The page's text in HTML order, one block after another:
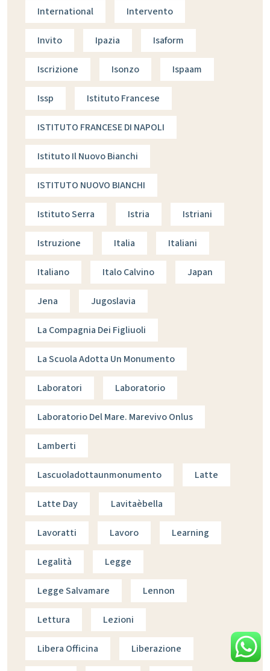
International Intervento
Invito Ipazia Isaform
Iscrizione Isonzo Ispaam
Issp Istituto Francese
ISTITUTO FRANCESE DI NAPOLI
Istituto Il Nuovo Bianchi
ISTITUTO NUOVO BIANCHI
Istituto Serra Istria Istriani
Istruzione Italia Italiani
Italiano Italo Calvino Japan
Jena Jugoslavia
La Compagnia Dei Figliuoli
La Scuola Adotta Un Monumento
Laboratori Laboratorio
Laboratorio Del Mare. Marevivo Onlus
Lamberti
Lascuoladottaunmonumento Latte
Latte Day Lavitaèbella
Lavoratti Lavoro Learning
Legalità Legge
Legge Salvamare Lennon
Lettura Lezioni
Libera Officina Liberazione